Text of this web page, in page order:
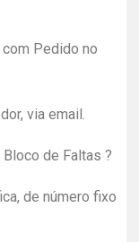
Pedido no
via email.
de Faltas ?
de número fixo